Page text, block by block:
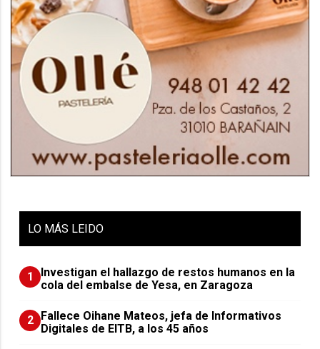
LO MÁS LEIDO
1
Investigan el hallazgo de restos humanos en la
cola del embalse de Yesa, en Zaragoza
2 Fallece Oihane Mateos, jefa de Informativos
Digitales de EITB, a los 45 años